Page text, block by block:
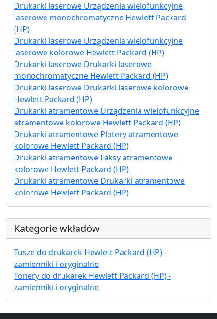
Drukarki laserowe Urządzenia wielofunkcyjne
laserowe monochromatyczne Hewlett Packard
(HP)
Drukarki laserowe Urządzenia wielofunkcyjne
laserowe kolorowe Hewlett Packard (HP)
Drukarki laserowe Drukarki laserowe
monochromatyczne Hewlett Packard (HP)
Drukarki laserowe Drukarki laserowe kolorowe
Hewlett Packard (HP)
Drukarki atramentowe Urządzenia wielofunkcyjne
atramentowe kolorowe Hewlett Packard (HP)
Drukarki atramentowe Plotery atramentowe
kolorowe Hewlett Packard (HP)
Drukarki atramentowe Faksy atramentowe
kolorowe Hewlett Packard (HP)
Drukarki atramentowe Drukarki atramentowe
kolorowe Hewlett Packard (HP)
Kategorie wkładów
Tusze do drukarek Hewlett Packard (HP) -
zamienniki i oryginalne
Tonery do drukarek Hewlett Packard (HP) -
zamienniki i oryginalne